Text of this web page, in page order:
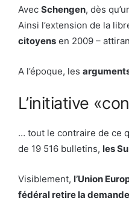
Avec Schengen, dès
Ainsi l’extension de la
citoyens en 2009 –
A l’époque, les
L’initiative
… tout le contraire de ce
de 19 516 bulletins, les
Visiblement, l’Union
fédéral retire la demande